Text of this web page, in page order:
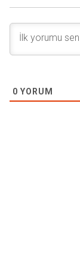
0 YORUM